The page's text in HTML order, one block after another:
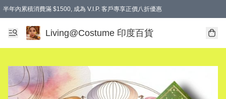
半年內累積消費滿 $1500, 成為 V.I.P. 客戶專享正價八折優惠
滿$600免本地運費
Living@Costume 印度百貨